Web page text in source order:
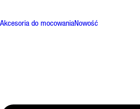
Akcesoria do mocowaniaNowość